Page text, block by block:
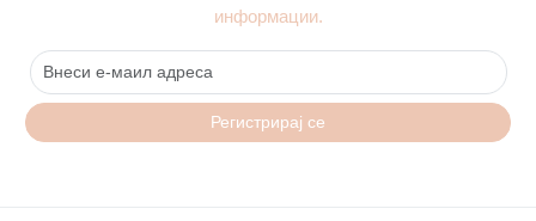
информации.
Регистрирај се